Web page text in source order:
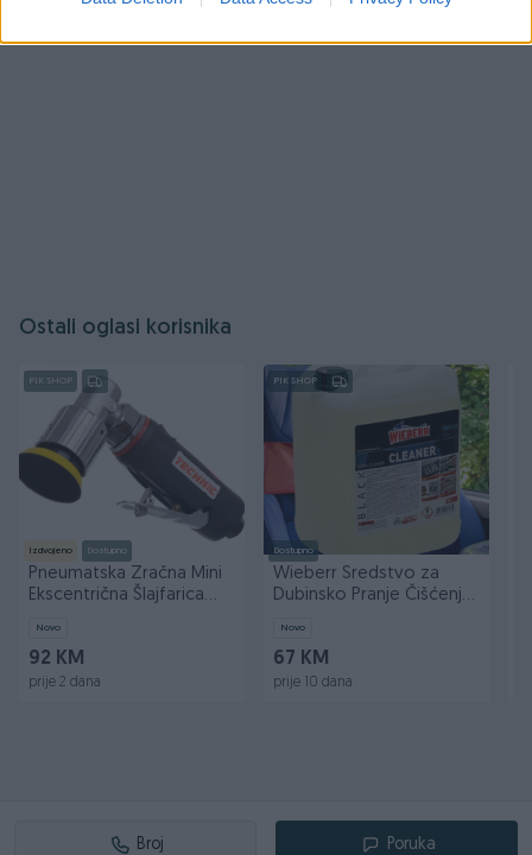
Ostali oglasi korisnika
PIK SHOP
Izdvojeno Dostupno
Pneumatska Zračna Mini
Ekscentrična Šlajfarica
Novo
92 KM
prije 2 dana
PIK SHOP
Dostupno
Wieberr Sredstvo za
Dubinsko Pranje Čišćenje
Novo
67 KM
prije 10 dana
Broj Poruka